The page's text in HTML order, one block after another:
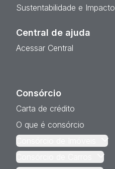
Sustentabilidade e Impacto
Central de ajuda
Acessar Central
Consórcio
Carta de crédito
O que é consórcio